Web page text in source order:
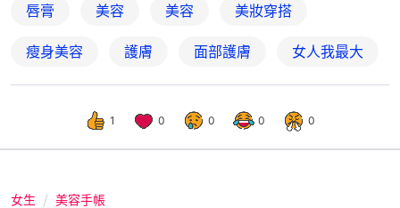
唇膏 美容 美容 美妝穿搭
瘦身美容 護膚 面部護膚 女人我最大
1 0 0 0 0
女生 美容手帳